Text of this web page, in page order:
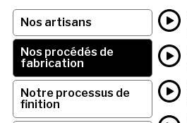
Nos artisans
Nos procédés de
fabrication
Notre processus de
finition